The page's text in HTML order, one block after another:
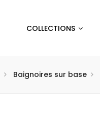
COLLECTIONS
Baignoires sur base